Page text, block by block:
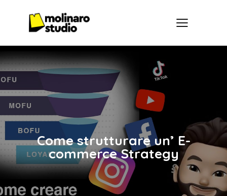
Come strutturare un’ E-
commerce Strategy